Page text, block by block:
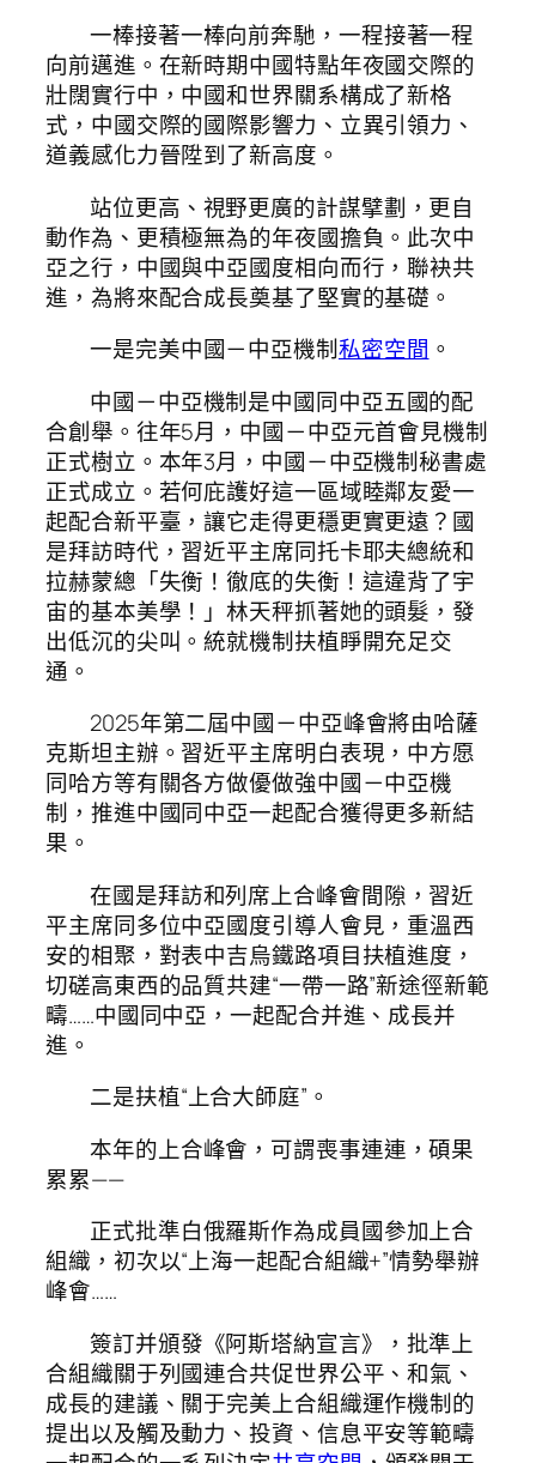
一棒接著一棒向前奔馳，一程接著一程
向前邁進。在新時期中國特點年夜國交際的
壯闊實行中，中國和世界關系構成了新格
式，中國交際的國際影響力、立異引領力、
道義感化力晉陞到了新高度。
站位更高、視野更廣的計謀擘劃，更自
動作為、更積極無為的年夜國擔負。此次中
亞之行，中國與中亞國度相向而行，聯袂共
進，為將來配合成長奠基了堅實的基礎。
一是完美中國－中亞機制私密空間 。
中國－中亞機制是中國同中亞五國的配
合創舉。往年5月，中國－中亞元首會見機制
正式樹立。本年3月，中國－中亞機制秘書處
正式成立。若何庇護好這一區域睦鄰友愛一
起配合新平臺，讓它走得更穩更實更遠？國
是拜訪時代，習近平主席同托卡耶夫總統和
拉赫蒙總「失衡！徹底的失衡！這違背了宇
宙的基本美學！」林天秤抓著她的頭髮，發
出低沉的尖叫。統就機制扶植睜開充足交
通。
2025年第二屆中國－中亞峰會將由哈薩
克斯坦主辦。習近平主席明白表現，中方愿
同哈方等有關各方做優做強中國－中亞機
制，推進中國同中亞一起配合獲得更多新結
果。
在國是拜訪和列席上合峰會間隙，習近
平主席同多位中亞國度引導人會見，重溫西
安的相聚，對表中吉烏鐵路項目扶植進度，
切磋高東西的品質共建“一帶一路”新途徑新範
疇……中國同中亞，一起配合并進、成長并
進。
二是扶植“上合大師庭”。
本年的上合峰會，可謂喪事連連，碩果
累累——
正式批準白俄羅斯作為成員國參加上合
組織，初次以“上海一起配合組織+”情勢舉辦
峰會……
簽訂并頒發《阿斯塔納宣言》，批準上
合組織關于列國連合共促世界公平、和氣、
成長的建議、關于完美上合組織運作機制的
提出以及觸及動力、投資、信息平安等範疇